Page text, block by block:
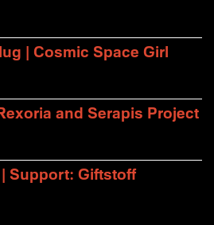
| Cosmic Space Girl
and Serapis Project
Support: Giftstoff